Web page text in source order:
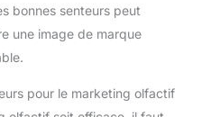
bonnes senteurs peut
une image de marque
pour le marketing olfactif